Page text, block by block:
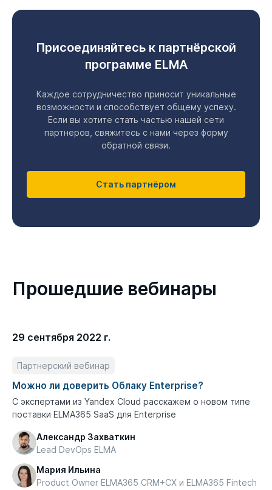
Присоединяйтесь к партнёрской
программе ELMA
Каждое сотрудничество приносит уникальные
возможности и способствует общему успеху.
Если вы хотите стать частью нашей сети
партнеров, свяжитесь с нами через форму
обратной связи.
Стать партнёром
Прошедшие вебинары
29 сентября 2022 г.
Партнерский вебинар
Можно ли доверить Облаку Enterprise?
С экспертами из Yandex Cloud расскажем о новом типе
поставки ELMA365 SaaS для Enterprise
Александр Захваткин
Lead DevOps ELMA
Мария Ильина
Product Owner ELMA365 CRM+CX и ELMA365 Fintech